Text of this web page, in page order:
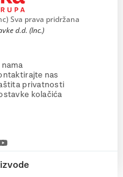
Sva prava pridržana
d.d. (Inc.)
nama
nas
privatnosti
kolačića